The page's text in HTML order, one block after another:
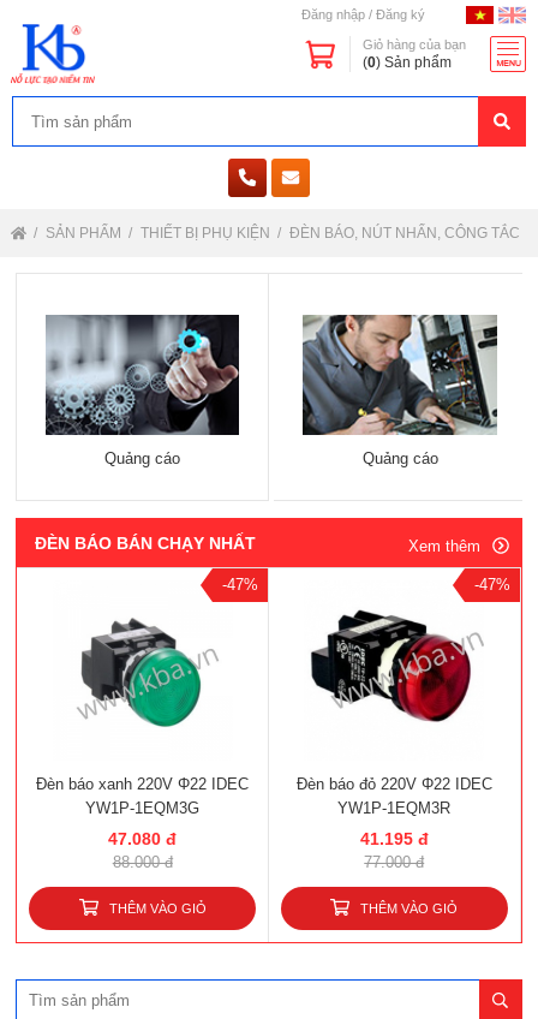
Đăng nhập / Đăng ký
Giỏ hàng của bạn
(0) Sản phẩm
SẢN PHẨM THIẾT BỊ PHỤ KIỆN ĐÈN BÁO, NÚT NHẤN, CÔNG TẮC
Quảng cáo Quảng cáo
ĐÈN BÁO BÁN CHẠY NHẤT Xem thêm
-47%
Đèn báo xanh 220V Φ22 IDEC
YW1P-1EQM3G
47.080 đ
88.000 đ
THÊM VÀO GIỎ
-47%
Đèn báo đỏ 220V Φ22 IDEC
YW1P-1EQM3R
41.195 đ
77.000 đ
THÊM VÀO GIỎ